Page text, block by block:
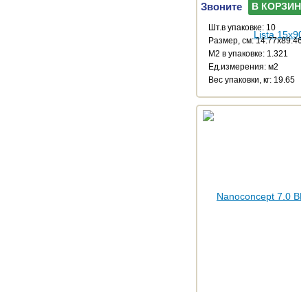
Звоните В КОРЗИНУ
Шт.в упаковке: 10
Размер, см: 14.77x89.46
М2 в упаковке: 1.321
Ед.измерения: м2
Веc упаковки, кг: 19.65